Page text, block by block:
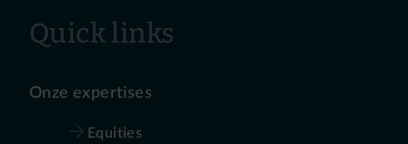
Quick links
Onze expertises
Equities